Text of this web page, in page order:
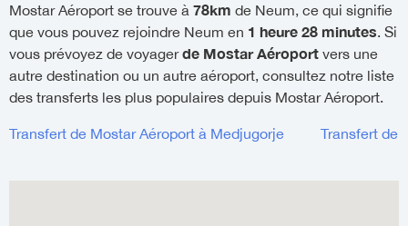
Mostar Aéroport se trouve à 78km de Neum, ce qui signifie
que vous pouvez rejoindre Neum en 1 heure 28 minutes. Si
vous prévoyez de voyagerde Mostar Aéroport vers une
autre destination ou un autre aéroport, consultez notre liste
des transferts les plus populaires depuis Mostar Aéroport.
Transfert de Mostar Aéroport à Medjugorje Transfert de